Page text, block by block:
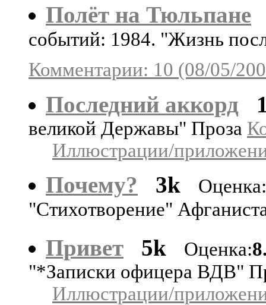
Полёт на Тюльпане
событий: 1984. "Жизнь
Комментарии: 10 (08/05/
Последний аккорд
великой Державы" Проза
Иллюстрации/
Почему? 3k Оценка:
"Стихотворение"
Привет
5k Оценка:
"*Записки офицера ВДВ"
Иллюстрации/